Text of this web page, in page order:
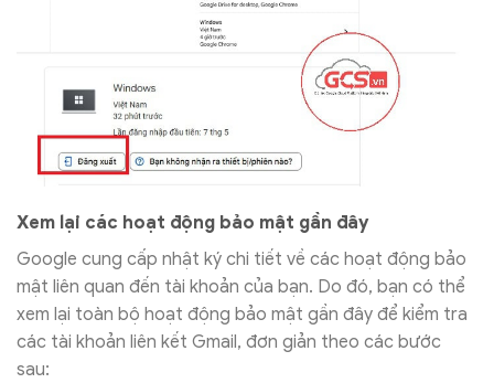
Xem lại các hoạt động bảo mật gần đây
Google cung cấp nhật ký chi tiết về các hoạt động bảo
mật liên quan đến tài khoản của bạn. Do đó, bạn có thể
xem lại toàn bộ hoạt động bảo mật gần đây để kiểm tra
các tài khoản liên kết Gmail, đơn giản theo các bước
sau: